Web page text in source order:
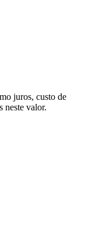
juros, custo de
neste valor.